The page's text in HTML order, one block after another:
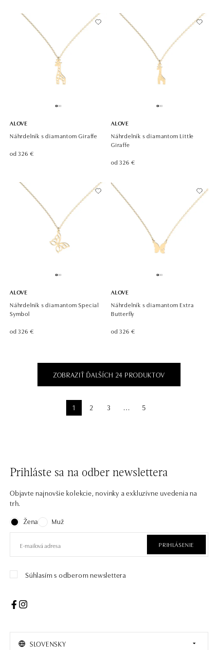
ALOVE
Náhrdelník s diamantom Giraffe
od 326 €
ALOVE
Náhrdelník s diamantom Little
Giraffe
od 326 €
ALOVE
Náhrdelník s diamantom Special
Symbol
od 326 €
ALOVE
Náhrdelník s diamantom Extra
Butterfly
od 326 €
ZOBRAZIŤ ĎALŠÍCH 24 PRODUKTOV
1 2 3 ⋯ 5
Prihláste sa na odber newslettera
Objavte najnovšie kolekcie, novinky a exkluzívne uvedenia na
trh.
Žena
Muž
PRIHLÁSENIE
Súhlasím s odberom newslettera
SLOVENSKY